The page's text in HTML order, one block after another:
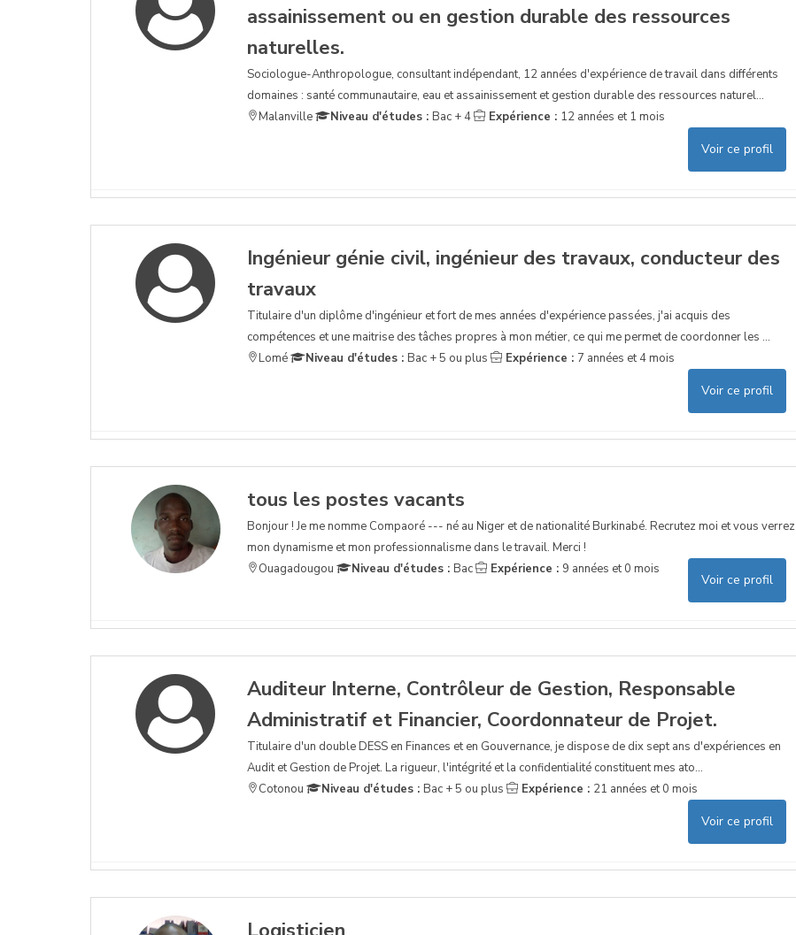
assainissement ou en gestion durable des ressources
naturelles.
Sociologue-Anthropologue, consultant indépendant, 12 années d'expérience de travail dans différents
domaines : santé communautaire, eau et assainissement et gestion durable des ressources naturel...
Malanville
Niveau d'études : Bac + 4 Expérience : 12 années et 1 mois
Voir ce profil
Ingénieur génie civil, ingénieur des travaux, conducteur des
travaux
Titulaire d'un diplôme d'ingénieur et fort de mes années d'expérience passées, j'ai acquis des
compétences et une maitrise des tâches propres à mon métier, ce qui me permet de coordonner les ...
Lomé
Niveau d'études : Bac + 5 ou plus Expérience : 7 années et 4 mois
Voir ce profil
tous les postes vacants
Bonjour ! Je me nomme Compaoré --- né au Niger et de nationalité Burkinabé. Recrutez moi et vous verrez
mon dynamisme et mon professionnalisme dans le travail. Merci !
Ouagadougou
Niveau d'études : Bac Expérience : 9 années et 0 mois
Voir ce profil
Auditeur Interne, Contrôleur de Gestion, Responsable
Administratif et Financier, Coordonnateur de Projet.
Titulaire d'un double DESS en Finances et en Gouvernance, je dispose de dix sept ans d'expériences en
Audit et Gestion de Projet. La rigueur, l'intégrité et la confidentialité constituent mes ato...
Cotonou
Niveau d'études : Bac + 5 ou plus Expérience : 21 années et 0 mois
Voir ce profil